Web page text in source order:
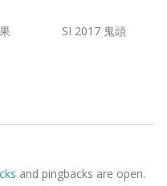
断効果 SI 2017 鬼頭
and pingbacks are open.